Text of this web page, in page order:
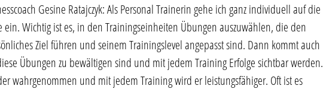
Gesine Ratajczyk: Als Personal Trainerin gehe ich ganz individuell auf die
ein. Wichtig ist es, in den Trainingseinheiten Übungen auszuwählen, die den
Ziel führen und seinem Trainingslevel angepasst sind. Dann kommt auch
Übungen zu bewältigen sind und mit jedem Training Erfolge sichtbar werden.
wahrgenommen und mit jedem Training wird er leistungsfähiger. Oft ist es